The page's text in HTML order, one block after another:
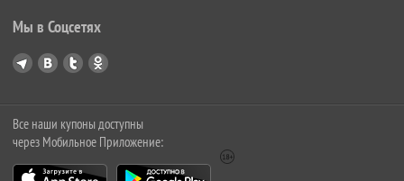
Мы в Соцсетях
Все наши купоны доступны
через Мобильное Приложение: